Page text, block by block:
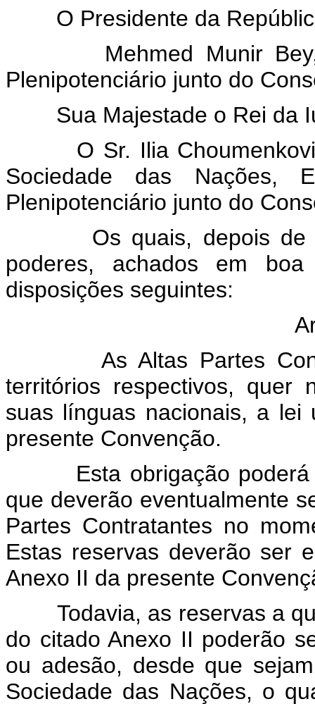
O Presidente da
Mehmed Munir Bey,
Plenipotenciário junto do
Sua Majestade o Rei da
O Sr. Ilia
Sociedade das Nações,
Plenipotenciário junto do
Os quais, depois de
poderes, achados em
disposições seguintes:
As Altas Partes
territórios respectivos, quer
suas línguas nacionais, a
presente Convenção.
Esta obrigação poderá
que deverão eventualmente
Partes Contratantes no
Estas reservas deverão ser
Anexo II da presente
Todavia, as reservas a
do citado Anexo II poderão
ou adesão, desde que
Sociedade das Nações, o